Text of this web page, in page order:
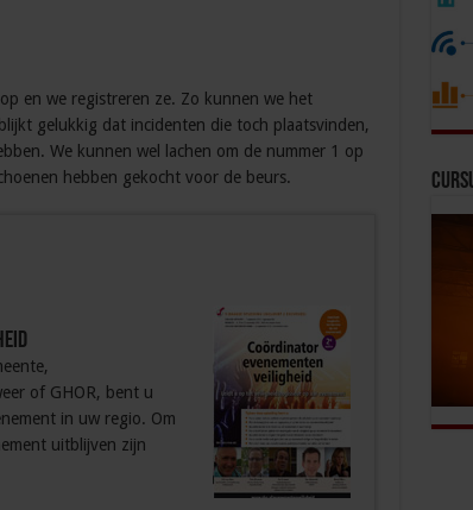
en we registreren ze. Zo kunnen we het
gelukkig dat incidenten die toch plaatsvinden,
We kunnen wel lachen om de nummer 1 op
hebben gekocht voor de beurs.
of GHOR, bent u
in uw regio. Om
uitblijven zijn